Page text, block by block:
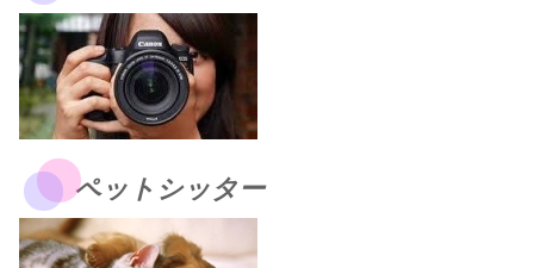
ペットシッター